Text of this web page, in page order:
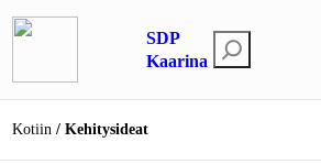
Siirry
sisältöön
SDP
Kaarina
t
s
Kotiin Kehitysideat